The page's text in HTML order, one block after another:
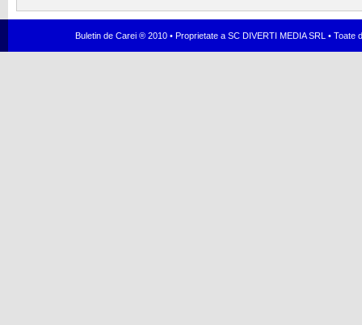
Buletin de Carei ® 2010 • Proprietate a SC DIVERTI MEDIA SRL •